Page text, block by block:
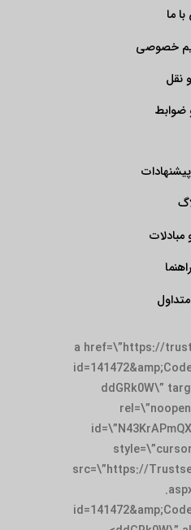
ما
خصوصی
نقل
ضوابط
<a href=\”https://
ddGRk0W\”
src=\”https://